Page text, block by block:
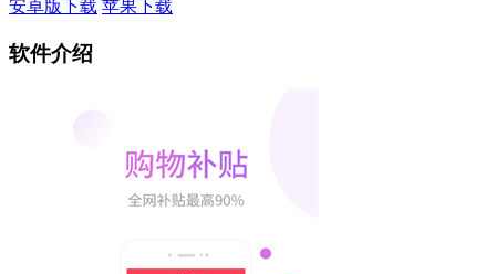
安卓版下载 苹果下载
软件介绍